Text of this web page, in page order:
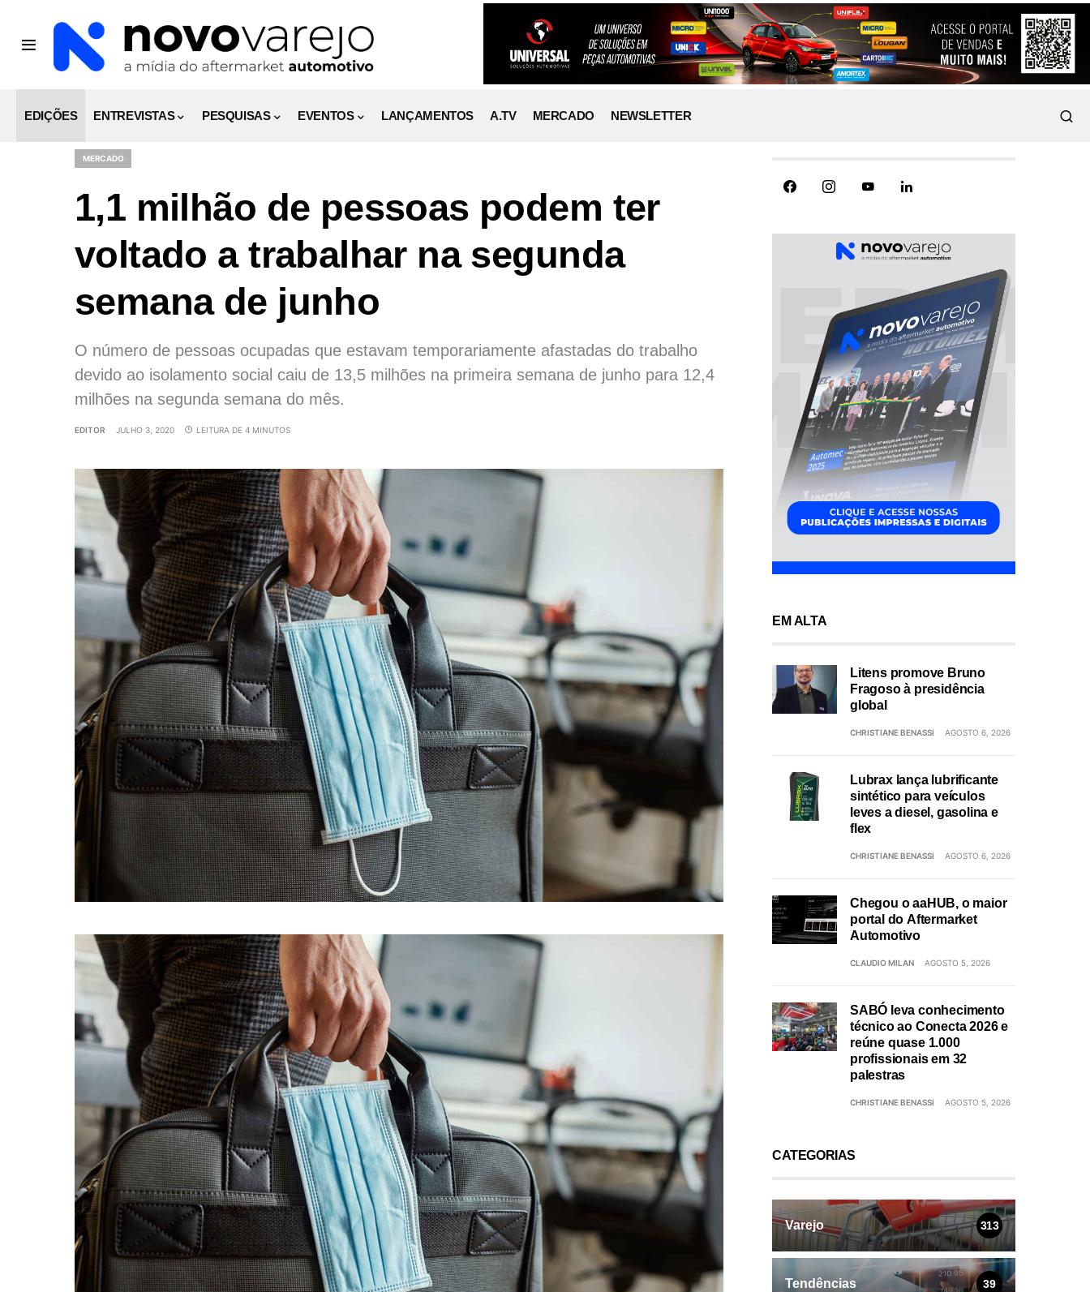
EDIÇÕES ENTREVISTAS PESQUISAS EVENTOS LANÇAMENTOS A.TV MERCADO NEWSLETTER
MERCADO
1,1 milhão de pessoas podem ter
voltado a trabalhar na segunda
semana de junho
O número de pessoas ocupadas que estavam temporariamente afastadas do trabalho
devido ao isolamento social caiu de 13,5 milhões na primeira semana de junho para 12,4
milhões na segunda semana do mês.
EDITOR JULHO 3, 2020 LEITURA DE 4 MINUTOS
EM ALTA
Litens promove Bruno
Fragoso à presidência
global
CHRISTIANE BENASSI AGOSTO 6, 2026
Lubrax lança lubrificante
sintético para veículos
leves a diesel, gasolina e
flex
CHRISTIANE BENASSI AGOSTO 6, 2026
Chegou o aaHUB, o maior
portal do Aftermarket
Automotivo
CLAUDIO MILAN AGOSTO 5, 2026
SABÓ leva conhecimento
técnico ao Conecta 2026 e
reúne quase 1.000
profissionais em 32
palestras
CHRISTIANE BENASSI AGOSTO 5, 2026
CATEGORIAS
Varejo 313
Tendências 39